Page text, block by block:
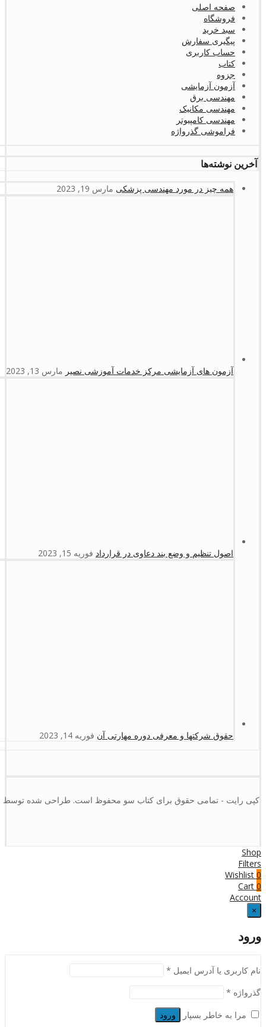
صفحه اصلی
فروشگاه
سبد خرید
پیگیری سفارش
حساب کاربری
کتاب
جزوه
آزمون آزمایشی
مهندسی برق
مهندسی مکانیک
مهندسی کامپیوتر
فراموشی گذرواژه
آخرین نوشته‌ها
همه چیز در مورد مهندسی پزشکی مارس 19, 2023
آزمون های آزمایشی مرکز خدمات آموزشی نصیر مارس 13, 2023
اصول تنظیم و وضع بند دعاوی در قرارداد فوریه 15, 2023
حقوق شرکتها و معرفی دوره مهارتی آن فوریه 14, 2023
کپی رایت - تمامی حقوق برای کتاب سو محفوظ است. طراحی شده
Shop
Filters
0
Wishlist
0
Cart
Account
×
ورود
نام کاربری یا آدرس ایمیل *
گذرواژه *
مرا به خاطر بسپار
ورود